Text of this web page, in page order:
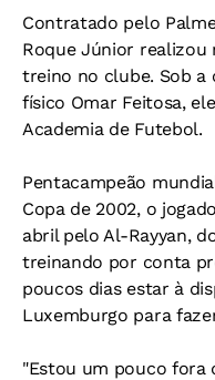
Contratado pelo
Roque Júnior
treino no clube. Sob a
físico Omar Feitosa,
Academia de Futebol.
Pentacampeão
Copa de 2002, o
abril pelo Al-Rayyan,
treinando por conta
poucos dias estar à
Luxemburgo para
"Estou um pouco fora